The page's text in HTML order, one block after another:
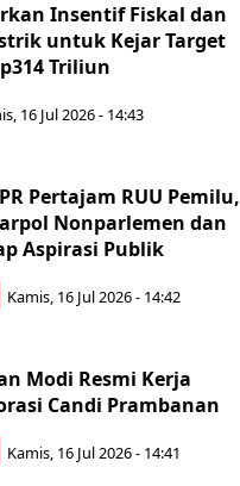
Insentif Fiskal dan
untuk Kejar Target
Triliun
16 Jul 2026 - 14:43
Pertajam RUU Pemilu,
Nonparlemen dan
Aspirasi Publik
Kamis, 16 Jul 2026 - 14:42
Modi Resmi Kerja
Candi Prambanan
Kamis, 16 Jul 2026 - 14:41